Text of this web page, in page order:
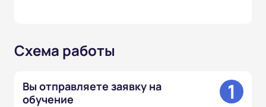
Схема работы
Вы отправляете заявку на
обучение
1